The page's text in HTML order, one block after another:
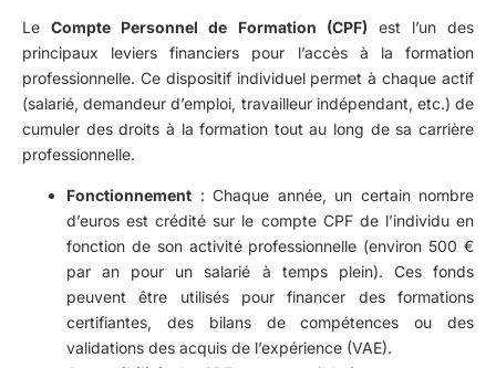
LeCompte Personnel de Formation (CPF) est l’un des
principaux leviers financiers pour l’accès à la formation
professionnelle. Ce dispositif individuel permet à chaque actif
(salarié, demandeur d’emploi, travailleur indépendant, etc.) de
cumuler des droits à la formation tout au long de sa carrière
professionnelle.
Fonctionnement : Chaque année, un certain nombre
d’euros est crédité sur le compte CPF de l’individu en
fonction de son activité professionnelle (environ 500 €
par an pour un salarié à temps plein). Ces fonds
peuvent être utilisés pour financer des formations
certifiantes, des bilans de compétences ou des
validations des acquis de l’expérience (VAE).